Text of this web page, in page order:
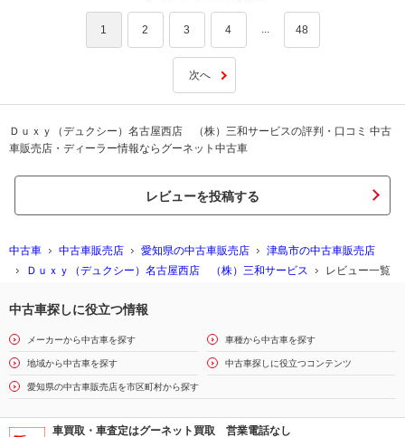
1 2 3 4 ... 48
次へ
Ｄｕｘｙ（デュクシー）名古屋西店 （株）三和サービスの評判・口コミ 中古
車販売店・ディーラー情報ならグーネット中古車
レビューを投稿する
中古車 中古車販売店 愛知県の中古車販売店
津島市の中古車販売店
Ｄｕｘｙ（デュクシー）名古屋西店 （株）三和サービス
レビュー一覧
中古車探しに役立つ情報
メーカーから中古車を探す 車種から中古車を探す
地域から中古車を探す 中古車探しに役立つコンテンツ
愛知県の中古車販売店を市区町村から探す
車買取・車査定はグーネット買取 営業電話なし